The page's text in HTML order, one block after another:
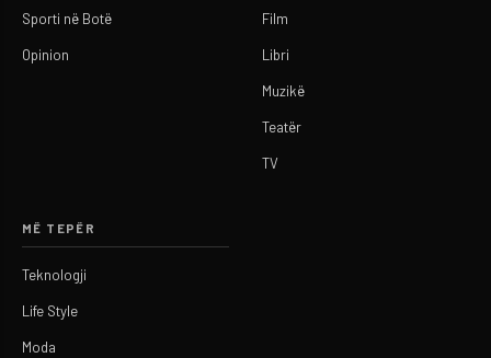
Sporti në Botë
Opinion
Film
Libri
Muzikë
Teatër
TV
MË TEPËR
Teknologji
Life Style
Moda